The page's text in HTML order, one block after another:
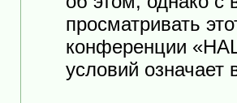
просматривать
конференции
условий означает